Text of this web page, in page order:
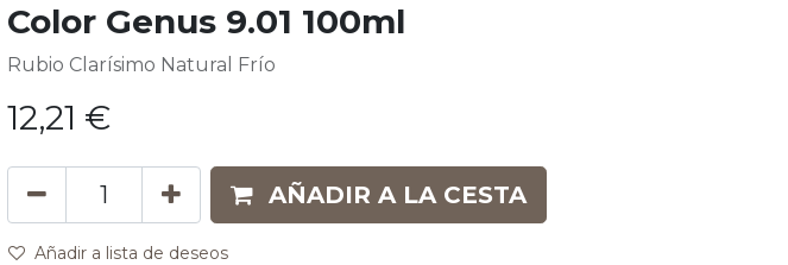
Color Genus 9.01 100ml
Rubio Clarísimo Natural Frío
12,21 €
AÑADIR A LA CESTA
Añadir a lista de deseos